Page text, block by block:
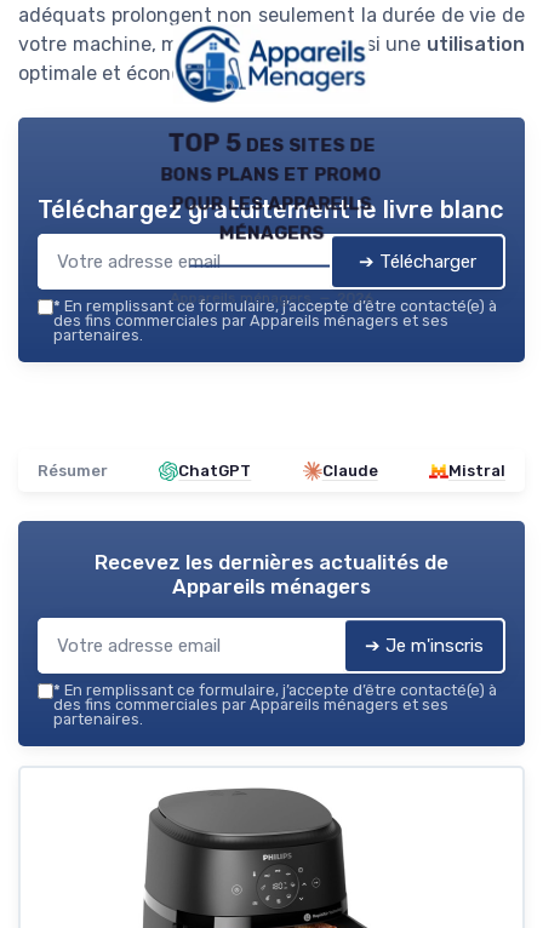
adéquats prolongent non seulement la durée de vie de
votre machine, mais garantissent aussi une utilisation
optimale et économique au quotidien.
TOP 5 des sites de
bons plans et promo
pour les appareils
ménagers
Appareils ménagers — 2026
Téléchargez gratuitement le livre blanc
➔ Télécharger
* En remplissant ce formulaire, j’accepte d’être contacté(e) à
des fins commerciales par Appareils ménagers et ses
partenaires.
Résumer ChatGPT Claude Mistral
Recevez les dernières actualités de
Appareils ménagers
➔ Je m'inscris
* En remplissant ce formulaire, j’accepte d’être contacté(e) à
des fins commerciales par Appareils ménagers et ses
partenaires.